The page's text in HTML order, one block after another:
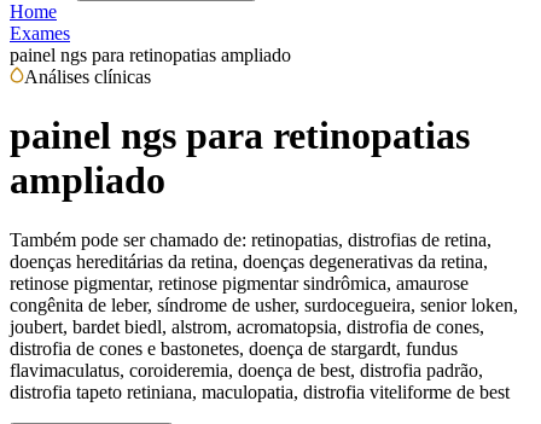
Home
Exames
painel ngs para retinopatias ampliado
Análises clínicas
painel ngs para retinopatias
ampliado
Também pode ser chamado de: retinopatias, distrofias de retina,
doenças hereditárias da retina, doenças degenerativas da retina,
retinose pigmentar, retinose pigmentar sindrômica, amaurose
congênita de leber, síndrome de usher, surdocegueira, senior loken,
joubert, bardet biedl, alstrom, acromatopsia, distrofia de cones,
distrofia de cones e bastonetes, doença de stargardt, fundus
flavimaculatus, coroideremia, doença de best, distrofia padrão,
distrofia tapeto retiniana, maculopatia, distrofia viteliforme de best